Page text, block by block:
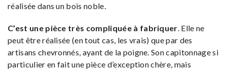
réalisée dans un bois noble.
C’est une pièce très compliquée à fabriquer. Elle ne
peut être réalisée (en tout cas, les vrais) que par des
artisans chevronnés, ayant de la poigne. Son capitonnage si
particulier en fait une pièce d’exception chère, mais